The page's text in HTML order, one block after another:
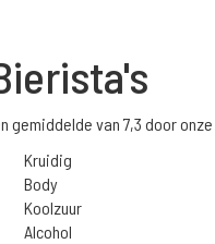
gemiddelde van 7,3 door onze
Kruidig
Body
Koolzuur
Alcohol